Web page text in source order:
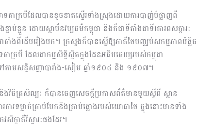
តាក្របីដែលបានខូចខាតស្ទើរទាំងស្រុងដោយការបាញ់បំផ្លាញពី
ប់ខ្ជួន ដោយស្ថាប័នវប្បធម៌កម្ពុជា និងក៏ជាទីតាំងជាទីគោរពសក្ការៈ
ាំងពីដើមរៀងមក។ ក្រសួងក៏បានស្នើឱ្យភាគីថៃបញ្ឈប់សកម្មភាពបំផ្លិច
របី ដែលជាកម្មសិទ្ធិស្ថិតក្នុងដែនអធិបតេយ្យរបស់កម្ពុជា
ាមសន្ធិសញ្ញាបារាំង-សៀម ឆ្នាំ១៩០៤ និង ១៩០៧។
វិចិត្រសិល្បៈ ក៏បានចេញសេចក្តីប្រកាសព័ត៌មានមួយស្តីពី ស្ថាន
រទម្លាក់គ្រាប់បែកនិងគ្រាប់ផ្លោងរបស់យោធាថៃ ក្នុងនោះមានទាំង
ក្ខាគីរីស្វារៈផងដែរ។